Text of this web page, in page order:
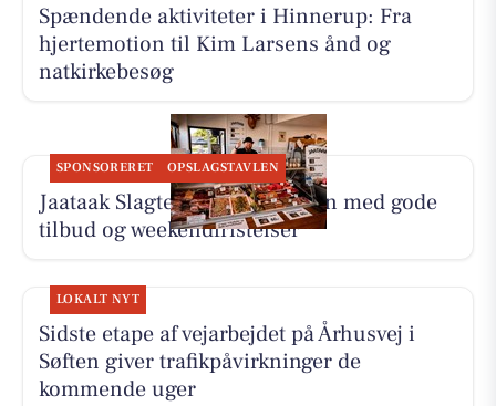
Spændende aktiviteter i Hinnerup: Fra
hjertemotion til Kim Larsens ånd og
natkirkebesøg
SPONSORERET OPSLAGSTAVLEN
Jaataak Slagteren fylder disken med gode
tilbud og weekendfristelser
LOKALT NYT
Sidste etape af vejarbejdet på Århusvej i
Søften giver trafikpåvirkninger de
kommende uger